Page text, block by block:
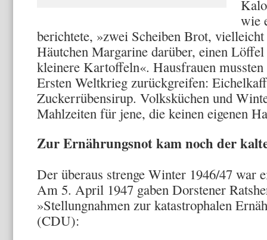
wie
berichtete, »zwei Scheiben Brot,
Häutchen Margarine darüber, einen
kleinere Kartoffeln«. Hausfrauen mussten
Ersten Weltkrieg zurückgrei­fen:
Zuckerrü­bensirup. Volksküchen und
Mahlzeiten für jene, die keinen eigenen
Zur Ernährungsnot kam noch der
Der überaus strenge Winter 1946/47 war
Am 5. April 1947 gaben Dorstener
»Stellungnahmen zur katastrophalen
(CDU):